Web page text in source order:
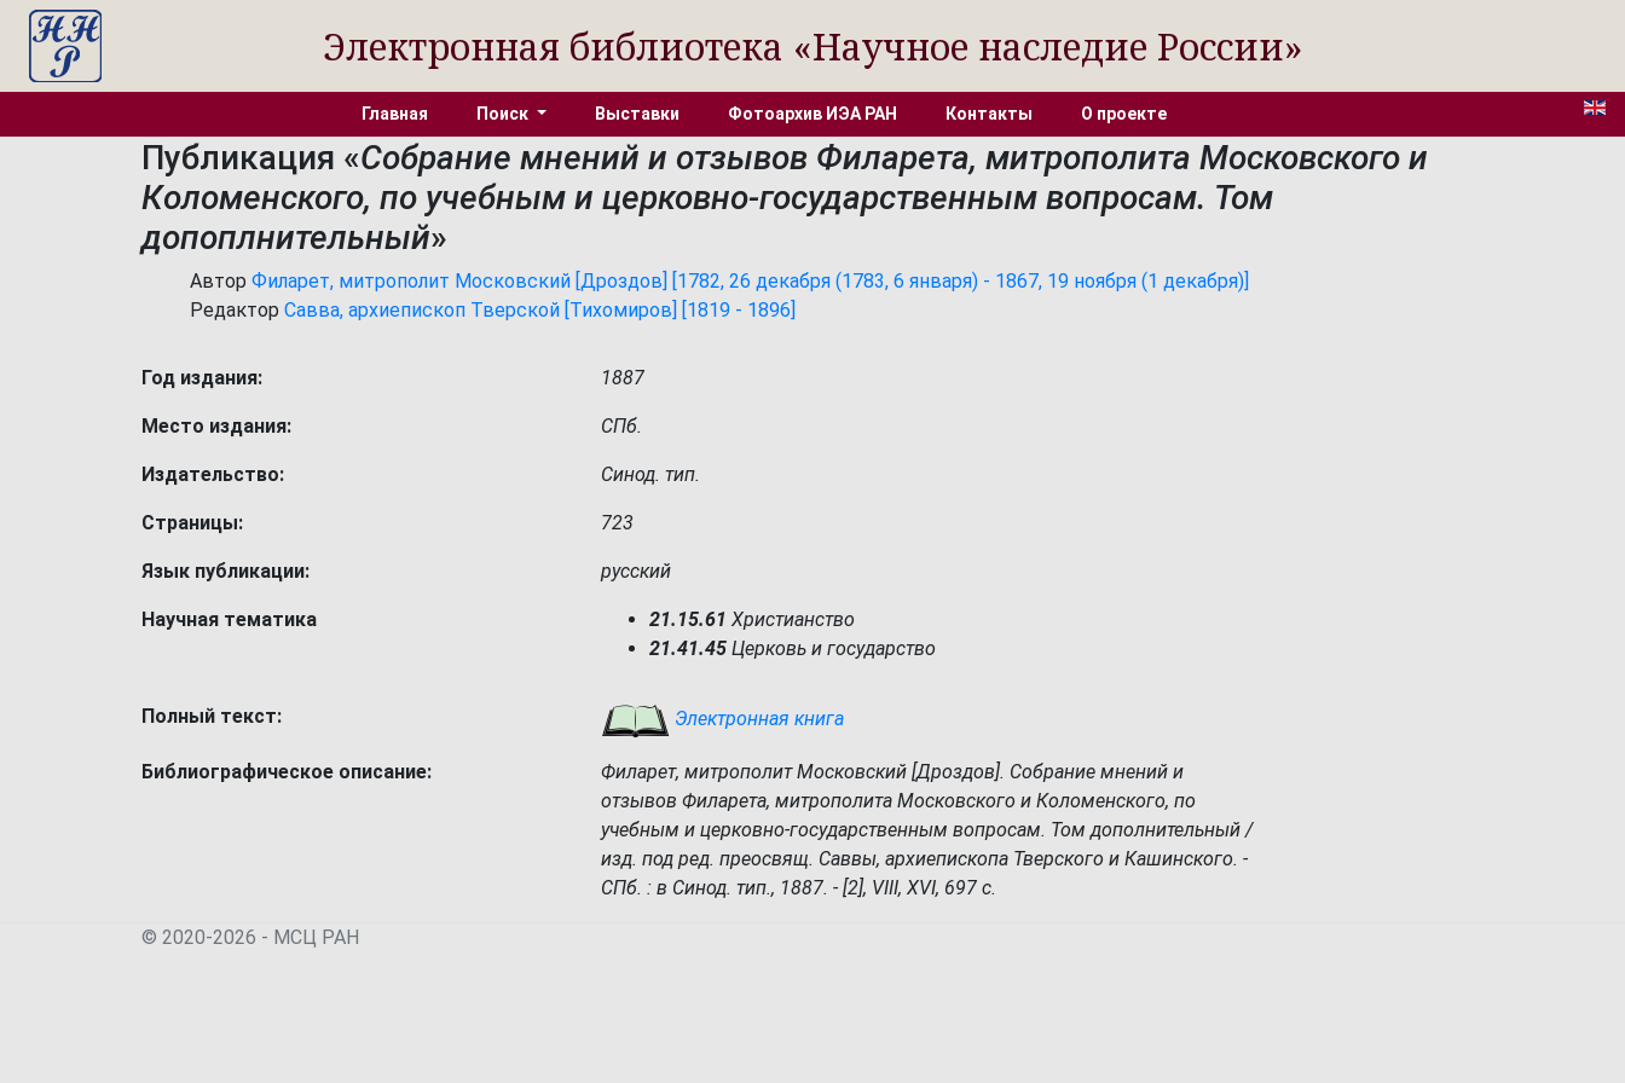
Электронная библиотека «Научное наследие России»
Главная Поиск Выставки Фотоархив ИЭА РАН Контакты О проекте
Публикация «Собрание мнений и отзывов Филарета, митрополита Московского и
Коломенского, по учебным и церковно-государственным вопросам. Том
допоплнительный»
Автор Филарет, митрополит Московский [Дроздов] [1782, 26 декабря (1783, 6 января) - 1867, 19 ноября (1 декабря)]
Редактор Савва, архиепископ Тверской [Тихомиров] [1819 - 1896]
Год издания: 1887
Место издания: СПб.
Издательство: Синод. тип.
Страницы: 723
Язык публикации: русский
Научная тематика 21.15.61 Христианство
21.41.45 Церковь и государство
Полный текст: Электронная книга
Библиографическое описание:
Филарет, митрополит Московский [Дроздов]. Собрание мнений и
отзывов Филарета, митрополита Московского и Коломенского, по
учебным и церковно-государственным вопросам. Том дополнительный /
изд. под ред. преосвящ. Саввы, архиепископа Тверского и Кашинского. -
СПб. : в Синод. тип., 1887. - [2], VIII, XVI, 697 с.
© 2020-2026 - МСЦ РАН